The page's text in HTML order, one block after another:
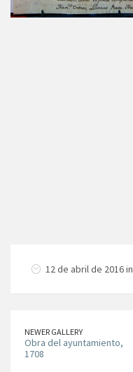
12 de abril de 2016 in
NEWER GALLERY
Obra del ayuntamiento,
1708